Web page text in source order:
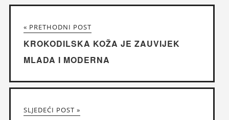
« PRETHODNI POST
KROKODILSKA KOŽA JE ZAUVIJEK
MLADA I MODERNA
SLJEDEĆI POST »